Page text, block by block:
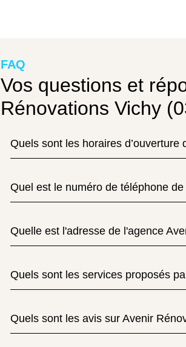
FAQ
Vos questions et
Rénovations Vichy
Quels sont les horaires
Quel est le numéro de téléphone
Quelle est l'adresse de l'agence
Quels sont les services proposés
Quels sont les avis sur Avenir